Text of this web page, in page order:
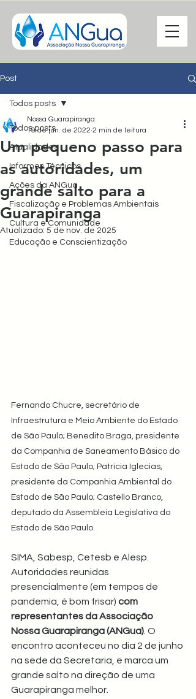
Post
Todos posts
Atualidades
Informes Técnicos
Ações da ANGua
Fiscalização e Problemas Ambientais
Cultura e Comunidade
Educação e Conscientização
Todos posts
Um pequeno passo para
as autoridades, um
grande salto para a
Guarapiranga
Nossa Guarapiranga
19 de jun. de 2022 2 min de leitura
Atualizado: 5 de nov. de 2025
Fernando Chucre, secretário de
Infraestrutura e Meio Ambiente do Estado
de São Paulo; Benedito Braga, presidente
da Companhia de Saneamento Básico do
Estado de São Paulo; Patrícia Iglecias,
presidente da Companhia Ambiental do
Estado de São Paulo; Castello Branco,
deputado da Assembleia Legislativa do
Estado de São Paulo.
SIMA, Sabesp, Cetesb e Alesp.
Autoridades reunidas
presencialmente (em tempos de
pandemia, é bom frisar) com
representantes da Associação
Nossa Guarapiranga (ANGua) . O
encontro aconteceu no dia 2 de junho
na sede da Secretaria, e marca um
grande salto na direção de uma
Guarapiranga melhor.